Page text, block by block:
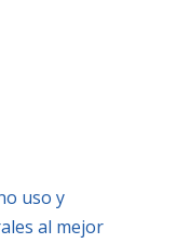
uso y
al mejor